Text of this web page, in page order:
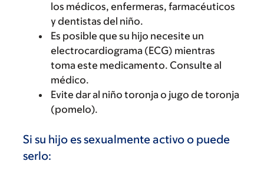
los médicos, enfermeras, farmacéuticos
y dentistas del niño.
Es posible que su hijo necesite un
electrocardiograma (ECG) mientras
toma este medicamento. Consulte al
médico.
Evite dar al niño toronja o jugo de toronja
(pomelo).
Si su hijo es sexualmente activo o puede
serlo: